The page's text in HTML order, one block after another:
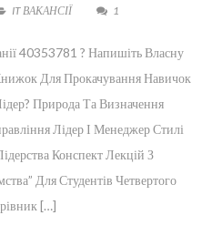
IT ВАКАНСІЇ 1
40353781 ? Напишіть Власну
Для Прокачування Навичок
Природа Та Визначення
Лідер І Менеджер Стилі
Конспект Лекцій З
Для Студентів Четвертого
[…]